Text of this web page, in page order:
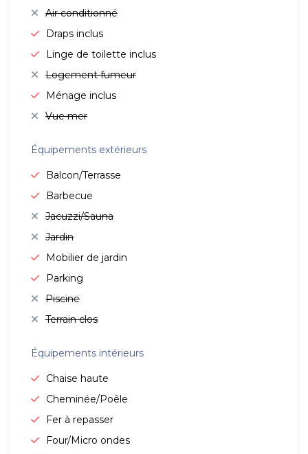
Air conditionné
Draps inclus
Linge de toilette inclus
Logement fumeur
Ménage inclus
Vue mer
Équipements extérieurs
Balcon/Terrasse
Barbecue
Jacuzzi/Sauna
Jardin
Mobilier de jardin
Parking
Piscine
Terrain clos
Équipements intérieurs
Chaise haute
Cheminée/Poêle
Fer à repasser
Four/Micro ondes